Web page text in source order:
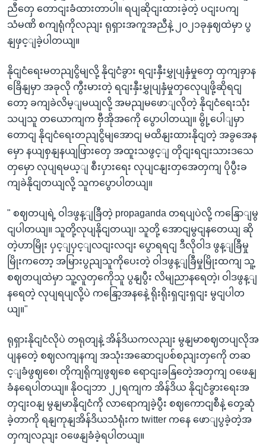
ညီတှေ တောငျးခံထားတာပါ။ ရပျဆိုငျးထားခဲ့တဲ့ ပငျးပကျ
သံမဏိ စကျရုံကိုလညျး ရုရှားအကူအညီနဲ့ ၂၀၂၁ခုနှဈထဲမှာ ပွ
နျဖှင့ျခဲ့ပါတယျ။
နိုငျငံရေးမတညျငွိမျလို့ နိုငျငံခွား ရငျးနှီးမွှုပျနှံမှုတှေ ထှကျခှာန
ခြေိနျမှာ အခုလို ကွီးမားတဲ့ ရငျးနှီးမွှုပျနှံမှုတှလေုပျဖို့ဆိုရငျ
တော့ ခကျခဲလိမ့ျမယျလို့ အမညျမဖောျလိုတဲ့ နိုငျငံရေးသုံး
သပျသူ တယောကျက ဗှီအိုအကေို ပွောပါတယျ။ မွို့ပေါျမှာ
တောငျ နိုငျငံရေးတညျငွိမျအောငျ မထိနျးထားနိုငျတဲ့ အခွအေန
မှော နယျစှနျနယျဖြားတှေ အထူးသဖွင့ျ တိုငျးရငျးသားဒသေ
တှမှော လုပျရမယ့ျ စီးပှားရေး လုပျငနျးတှအေတှကျ ပိုပွီးခ
ကျခဲနိုငျတယျလို့ သူကပွောပါတယျ။
" စဈတပျရဲ့ ဝါဒဖွန့ျခြီတဲ့ propaganda တရပျပဲလို့ ကနြောျမွ
ငျပါတယျ။ သူတို့လုပျနိုငျတယျ၊ သူတို့ အောငျမွငျနတေယျ ဆို
တဲ့ဟာမြိုး ပှင့ျပှင့ျလငျးလငျး ပွောရရငျ ဒီလိုဝါဒ ဖွန့ျခြီမှု
မြိုးကတော့ အမြားပွညျသူကိုပေးတဲ့ ဝါဒဖွန့ျခြီမှုမြိုးထကျ သူ့
စဈတပျထဲမှာ သူ့လူတှကေိုသူ ပွနျပွီး လိမျညာနရေတဲ့၊ ဝါဒဖွန့ျ
နရေတဲ့ လုပျရပျလို့ပဲ ကနြော့အနနေဲ့ ရိုးရိုးရှငျးရှငျး မွငျပါတ
ယျ။"
ရုရှားနိုငျငံလိုပဲ တရုတျနဲ့ အိန်ဒိယကလညျး မွနျမာစဈတပျလိုအ
ပျနတေဲ့ စဈလကျနကျ အသုံးအဆောငျပစ်စညျးတှကေို တဆ
င့ျခံဖွဈစေ၊ တိုကျရိုကျဖွဈစေ ရောငျးခနြတေဲ့အတှကျ ဝဖေနျ
ခံနရေပါတယျ။ နိုဝငျဘာ ၂၂ရကျက အိန်ဒိယ နိုငျငံခွားရေးအ
တှငျးဝနျ မွနျမာနိုငျငံကို လာရောကျခဲ့ပွီး စဈကောငျစီနဲ့ တှေ့ဆုံ
ခဲ့တာကို ရနျကုနျအိန်ဒိယသံရုံးက twitter ကနေ ဖောျပွခဲ့တဲ့အ
တှကျလညျး ဝဖေနျခံခဲ့ရပါတယျ။